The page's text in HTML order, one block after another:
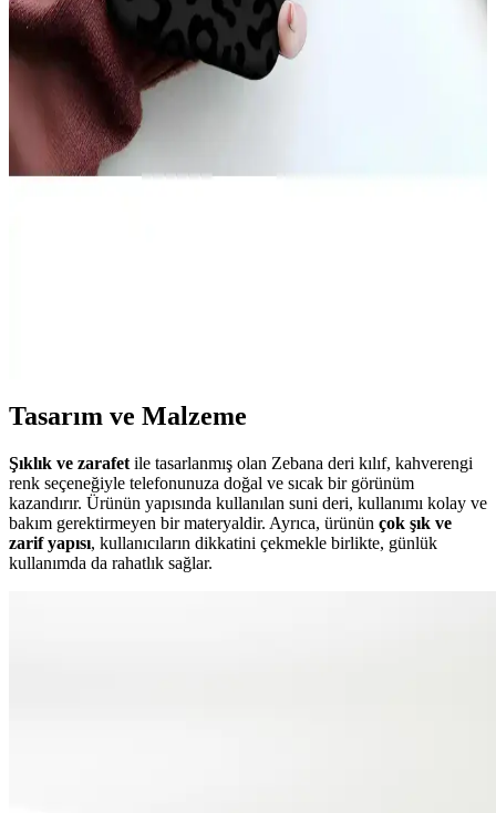
iPhone 17 Pro Max arka yüzeyinde oluşan ince çizgiler, kılıf baskısı,
ısı etkisi ve MagSafe aksesuarları nedeniyle ortaya çıkabilir.
Temizlik ve doğru kılıf seçimi çizgilerin önlenmesinde önemlidir.
iPhone 11 Sarı Kılıf Seçenekleri ve Özellikleri:
Estetik ve Koruma Avantajları
iPhone 11 sarı kılıf seçenekleri, estetik ve koruma özellikleriyle öne
çıkar. Silikon, TPU ve deri modelleri, şık tasarım ve dayanıklılık
Tasarım ve Malzeme
Şıklık ve zarafet ile tasarlanmış olan Zebana deri kılıf, kahverengi
renk seçeneğiyle telefonunuza doğal ve sıcak bir görünüm
kazandırır. Ürünün yapısında kullanılan suni deri, kullanımı kolay ve
bakım gerektirmeyen bir materyaldir. Ayrıca, ürünün çok şık ve
zarif yapısı, kullanıcıların dikkatini çekmekle birlikte, günlük
kullanımda da rahatlık sağlar.